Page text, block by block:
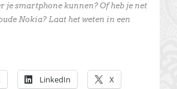
je smartphone kunnen? Of heb je net
Nokia? Laat het weten in een
LinkedIn X